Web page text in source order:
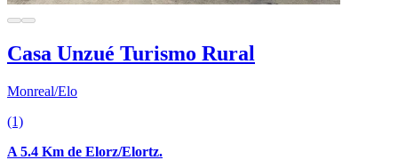
Casa Unzué Turismo Rural
Monreal/Elo
(1)
A 5.4 Km de Elorz/Elortz.